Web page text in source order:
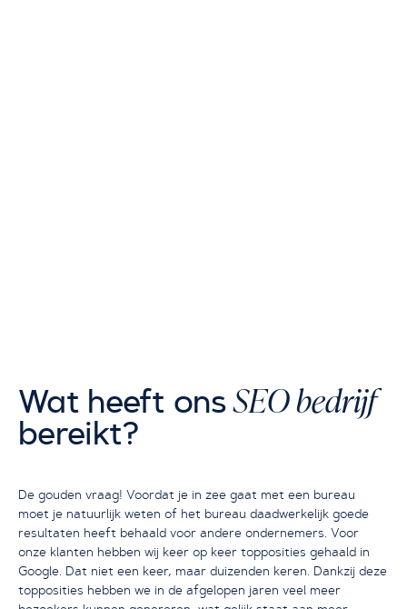
Wat heeft onsSEO bedrijf
bereikt?
De gouden vraag! Voordat je in zee gaat met een bureau
moet je natuurlijk weten of het bureau daadwerkelijk goede
resultaten heeft behaald voor andere ondernemers. Voor
onze klanten hebben wij keer op keer topposities gehaald in
Google. Dat niet een keer, maar duizenden keren. Dankzij deze
topposities hebben we in de afgelopen jaren veel meer